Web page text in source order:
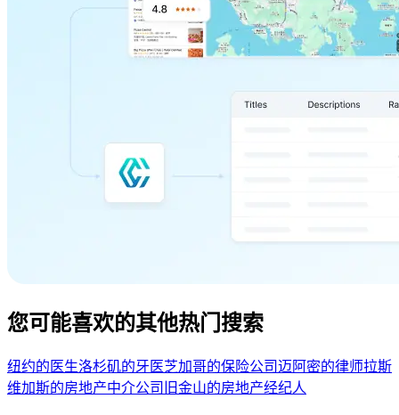
您可能喜欢的其他热门搜索
纽约的医生洛杉矶的牙医芝加哥的保险公司迈阿密的律师拉斯
维加斯的房地产中介公司 旧金山的房地产经纪人